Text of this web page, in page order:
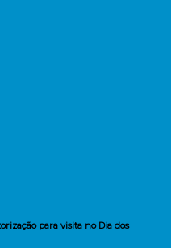
para visita no Dia dos